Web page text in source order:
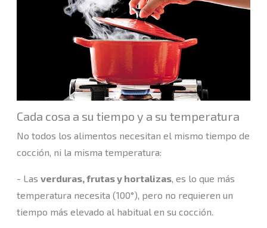
Cada cosa a su tiempo y a su temperatura
No todos los alimentos necesitan el mismo tiempo de
cocción, ni la misma temperatura:
- Las verduras, frutas y hortalizas, es lo que más
temperatura necesita (100°), pero no requieren un
tiempo más elevado al habitual en su cocción.